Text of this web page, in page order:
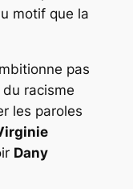
motif que la
pas
racisme
les paroles
Dany